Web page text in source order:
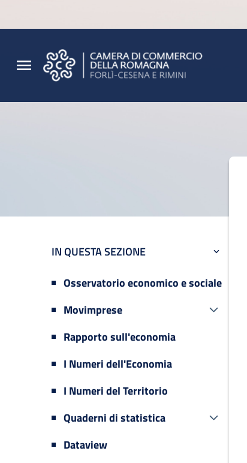
IN QUESTA SEZIONE
Osservatorio economico e sociale
Movimprese
Rapporto sull'economia
I Numeri dell'Economia
I Numeri del Territorio
Quaderni di statistica
Dataview